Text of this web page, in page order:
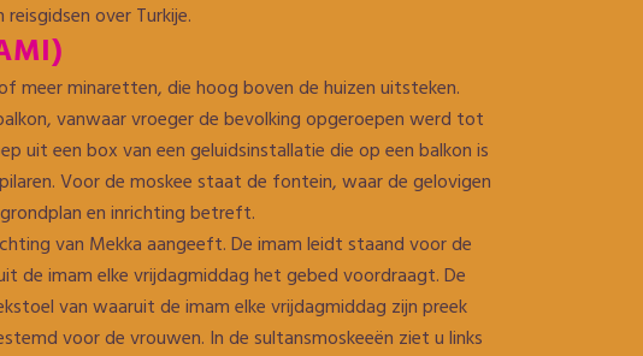
over Turkije.
meer minaretten, die hoog boven de huizen uitsteken.
vanwaar vroeger de bevolking opgeroepen werd tot
uit een box van een geluidsinstallatie die op een balkon is
Voor de moskee staat de fontein, waar de gelovigen
en inrichting betreft.
van Mekka aangeeft. De imam leidt staand voor de
de imam elke vrijdagmiddag het gebed voordraagt. De
van waaruit de imam elke vrijdagmiddag zijn preek
voor de vrouwen. In de sultansmoskeeën ziet u links